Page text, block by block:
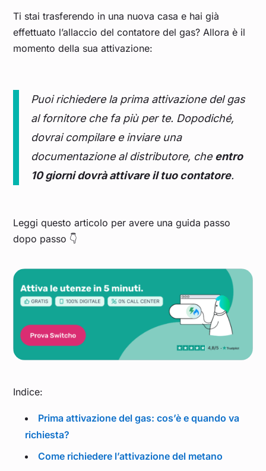
Ti stai trasferendo in una nuova casa e hai già
effettuato l’allaccio del contatore del gas? Allora è il
momento della sua attivazione:
Puoi richiedere la prima attivazione del gas
al fornitore che fa più per te. Dopodiché,
dovrai compilare e inviare una
documentazione al distributore, che entro
10 giorni dovrà attivare il tuo contatore.
Leggi questo articolo per avere una guida passo
dopo passo 👇
Indice:
Prima attivazione del gas: cos’è e quando va
richiesta?
Come richiedere l’attivazione del metano